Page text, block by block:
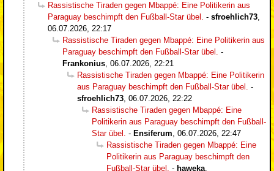
Rassistische Tiraden gegen Mbappé: Eine Politikerin aus
Paraguay beschimpft den Fußball-Star übel. - sfroehlich73,
06.07.2026, 22:17
Rassistische Tiraden gegen Mbappé: Eine Politikerin aus
Paraguay beschimpft den Fußball-Star übel. -
Frankonius, 06.07.2026, 22:21
Rassistische Tiraden gegen Mbappé: Eine Politikerin
aus Paraguay beschimpft den Fußball-Star übel. -
sfroehlich73, 06.07.2026, 22:22
Rassistische Tiraden gegen Mbappé: Eine
Politikerin aus Paraguay beschimpft den Fußball-
Star übel. - Ensiferum, 06.07.2026, 22:47
Rassistische Tiraden gegen Mbappé: Eine
Politikerin aus Paraguay beschimpft den
Fußball-Star übel. - haweka,